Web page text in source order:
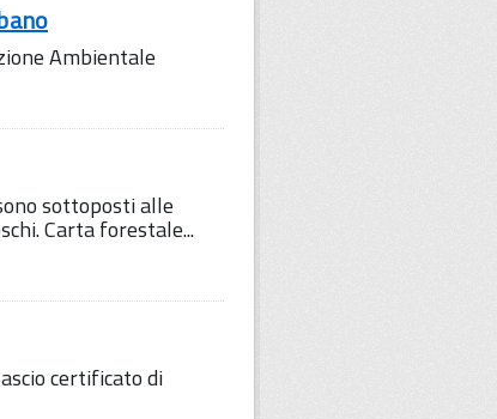
Ambientale
sottoposti alle
Carta forestale...
certificato di